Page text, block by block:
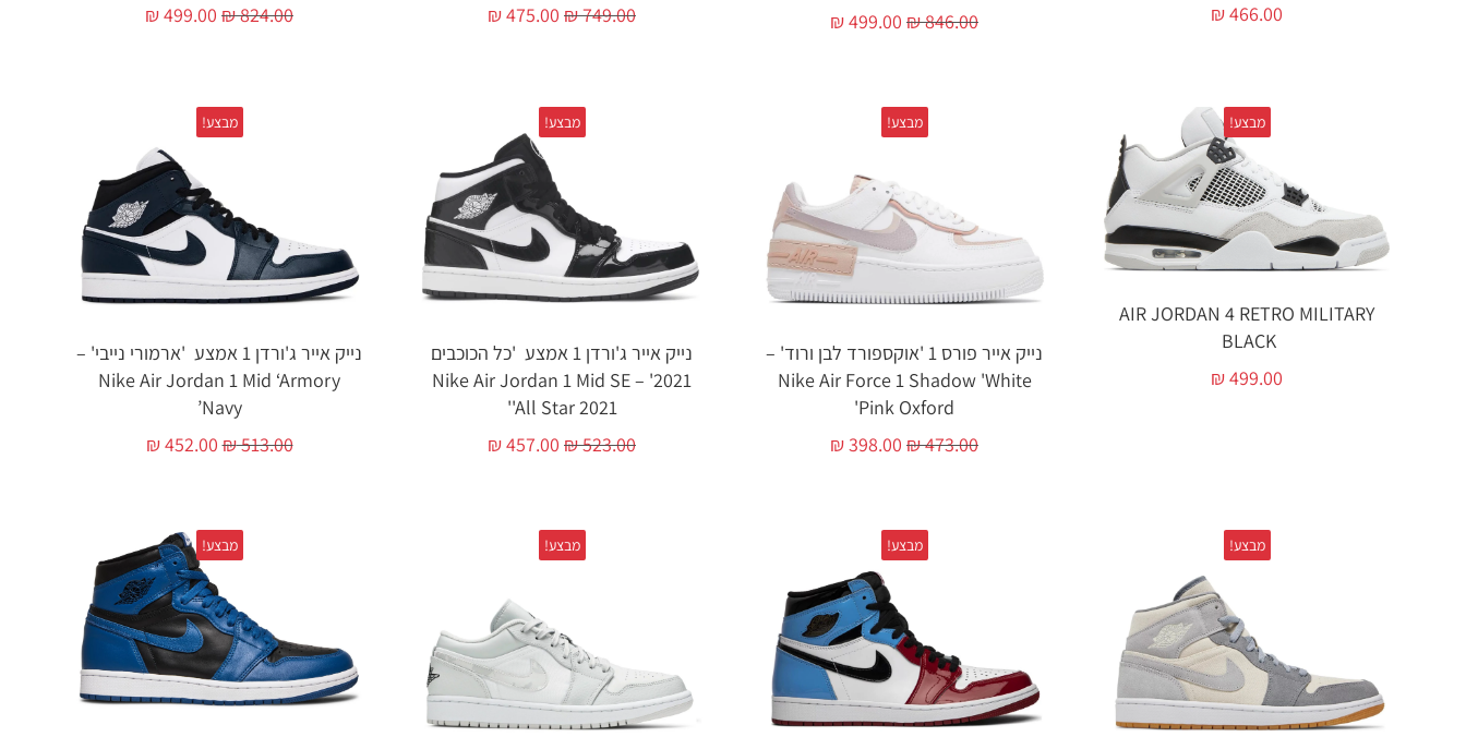
₪466.00
₪846.00
₪499.00
₪749.00
₪475.00
₪824.00
₪499.00
מבצע!
AIR JORDAN 4 RETRO MILITARY
BLACK ‏
₪499.00
מבצע!
נייק אייר פורס 1 'אוקספורד לבן ורוד' –
Nike Air Force 1 Shadow 'White
Pink Oxford'
₪473.00
₪398.00
מבצע!
נייק אייר ג'ורדן 1 אמצע 'כל הכוכבים
2021' – Nike Air Jordan 1 Mid SE
'All Star 2021'
₪523.00
₪457.00
מבצע!
נייק אייר ג'ורדן 1 אמצע 'ארמורי נייבי' –
Nike Air Jordan 1 Mid ‘Armory
Navy’
₪513.00
₪452.00
מבצע! מבצע! מבצע! מבצע!